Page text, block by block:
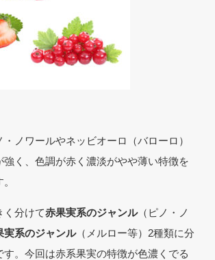
ノワールやネッビオーロ（バローロ）
強く、色調が赤く濃淡がやや薄い特徴を
分けて赤果実系のジャンル（ ピノ・ノ
実系のジャンル（メルロー等）2種類に分
す。今回は赤系果実の特徴が色濃くでる